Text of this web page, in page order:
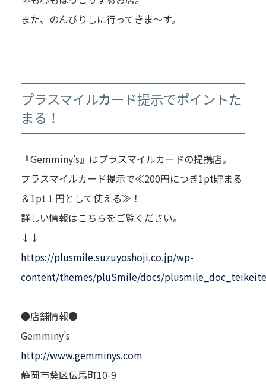
また、のんびりしに行ってきま～す。
プラスマイルカード提示でポイントた
まる！
『Gemminy’s』はプラスマイルカードの提携店。
プラスマイルカード提示で≪200円につき1pt貯まる
＆1pt１円として使える≫！
詳しい情報はこちらをご覧ください。
↓↓
https://plusmile.suzuyoshoji.co.jp/wp-
content/themes/pluSmile/docs/
●店舗情報●
Gemminy’s
http://www.gemminys.com
静岡市葵区伝馬町10-9